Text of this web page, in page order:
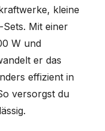
kleine
Mit einer
W und
er das
effizient in
versorgst du